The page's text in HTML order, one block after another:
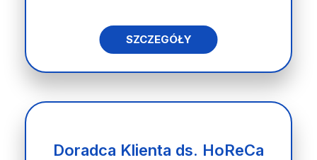
SZCZEGÓŁY
Doradca Klienta ds. HoReCa